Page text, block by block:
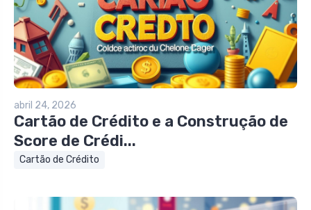
abril 24, 2026
Cartão de Crédito e a Construção de
Score de Crédi...
Cartão de Crédito